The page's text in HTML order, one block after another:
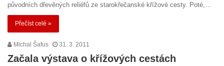
původních dřevěných reliéfů ze starokřečanské křížové cesty. Poté,…
Přečíst celé »
Michal Šafus 31. 3. 2011
Začala výstava o křížových cestách